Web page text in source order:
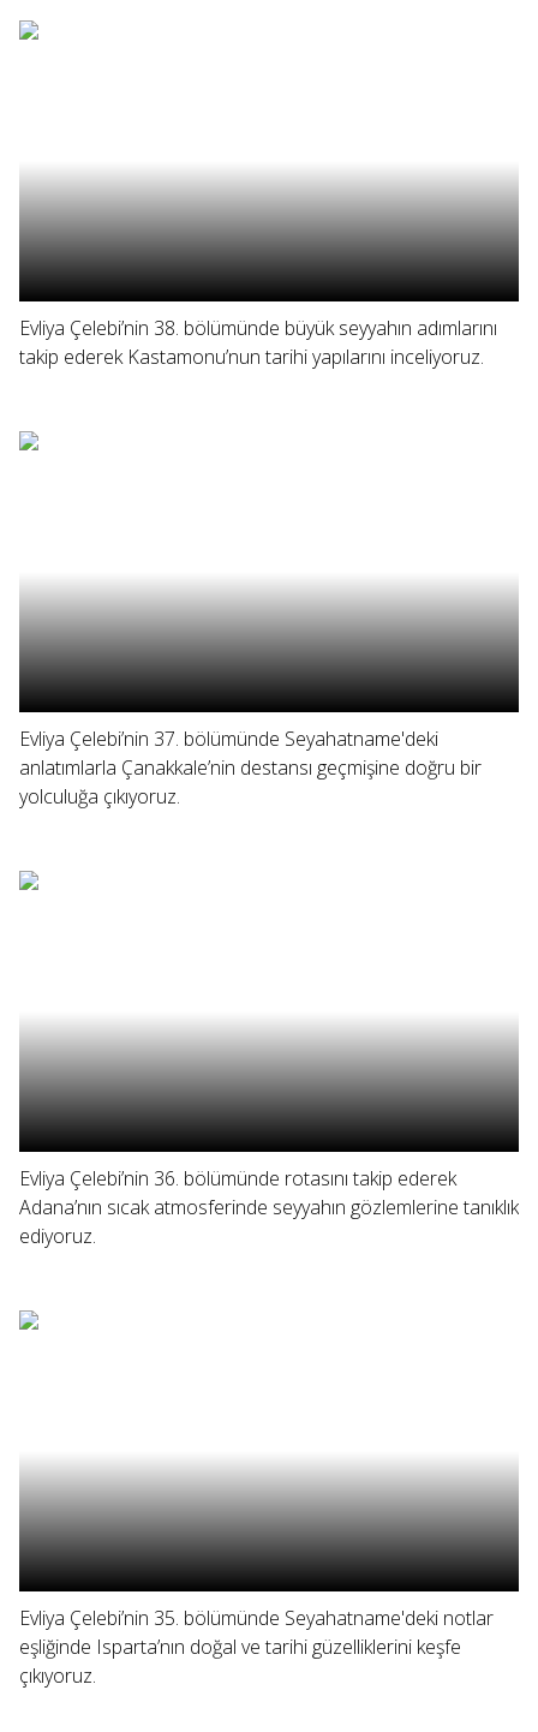
Evliya Çelebi’nin 38. bölümünde büyük seyyahın adımlarını
takip ederek Kastamonu’nun tarihi yapılarını inceliyoruz.
Evliya Çelebi’nin 37. bölümünde Seyahatname'deki
anlatımlarla Çanakkale’nin destansı geçmişine doğru bir
yolculuğa çıkıyoruz.
Evliya Çelebi’nin 36. bölümünde rotasını takip ederek
Adana’nın sıcak atmosferinde seyyahın gözlemlerine tanıklık
ediyoruz.
Evliya Çelebi’nin 35. bölümünde Seyahatname'deki notlar
eşliğinde Isparta’nın doğal ve tarihi güzelliklerini keşfe
çıkıyoruz.